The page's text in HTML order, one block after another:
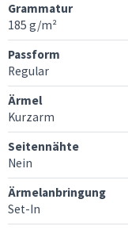
Grammatur
185 g/m²
Passform
Regular
Ärmel
Kurzarm
Seitennähte
Nein
Ärmelanbringung
Set-In